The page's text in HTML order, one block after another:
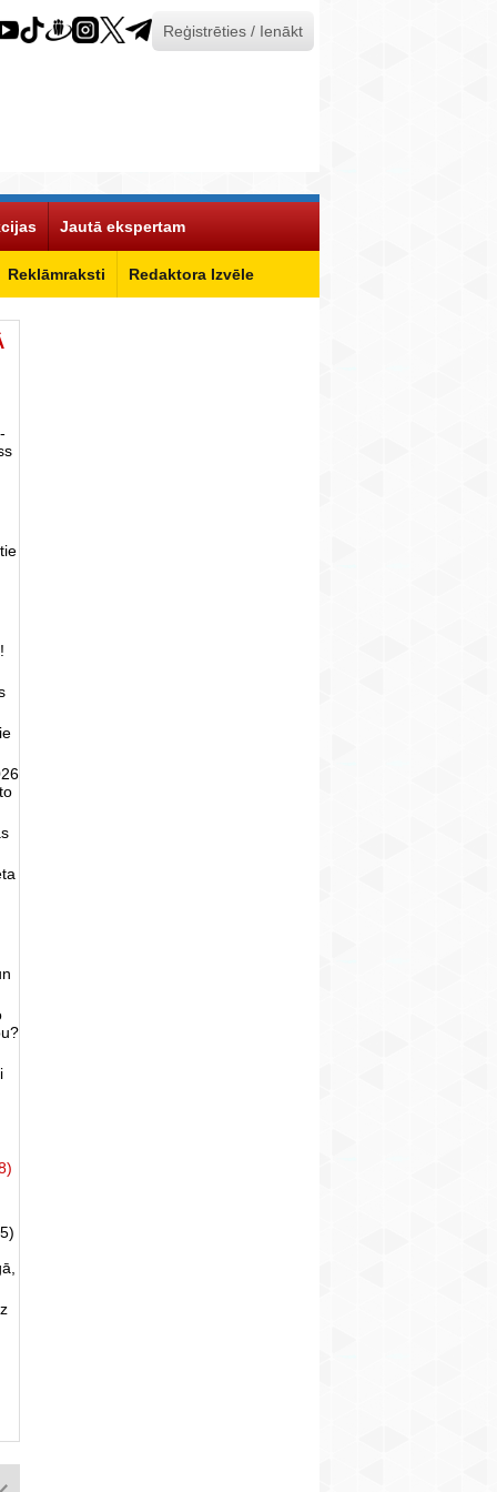
Reģistrēties / Ienākt
Reklāmraksti Redaktora Izvēle
Jautā ekspertam